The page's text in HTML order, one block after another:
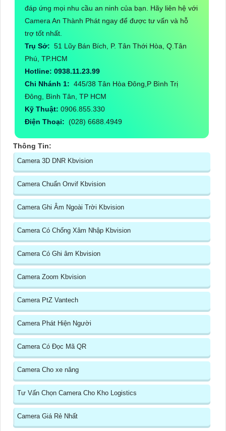
đáp ứng mọi nhu cầu an ninh của bạn. Hãy liên hệ với
Camera An Thành Phát ngay để được tư vấn và hỗ
trợ tốt nhất.
Trụ Sở: 51 Lũy Bán Bích, P. Tân Thới Hòa, Q.Tân
Phú, TP.HCM
Hotline: 0938.11.23.99
Chi Nhánh 1: 445/38 Tân Hòa Đông,P Bình Trị
Đông, Bình Tân, TP HCM
Kỹ Thuật: 0906.855.330
Điện Thoại: (028) 6688.4949
Thông Tin:
Camera 3D DNR Kbvision
Camera Chuẩn Onvif Kbvision
Camera Ghi Âm Ngoài Trời Kbvision
Camera Có Chống Xâm Nhập Kbvision
Camera Có Ghi âm Kbvision
Camera Zoom Kbvision
Camera PtZ Vantech
Camera Phát Hiện Người
Camera Có Đọc Mã QR
Camera Cho xe nâng
Tư Vấn Chọn Camera Cho Kho Logistics
Camera Giá Rẻ Nhất